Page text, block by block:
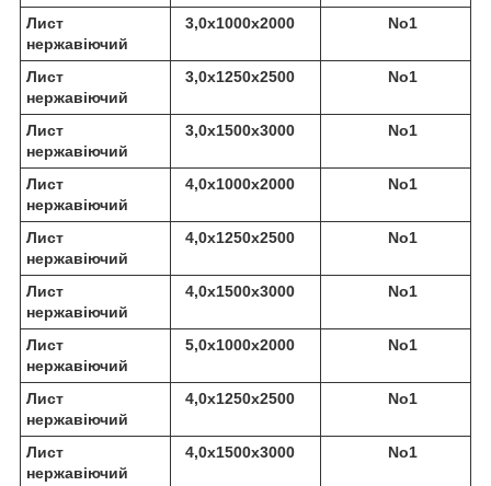
Лист
нержавіючий
3,0х1000х2000 No1
Лист
нержавіючий
3,0х1250х2500 No1
Лист
нержавіючий
3,0х1500х3000 No1
Лист
нержавіючий
4,0х1000х2000 No1
Лист
нержавіючий
4,0х1250х2500 No1
Лист
нержавіючий
4,0х1500х3000 No1
Лист
нержавіючий
5,0х1000х2000 No1
Лист
нержавіючий
4,0х1250х2500 No1
Лист
нержавіючий
4,0х1500х3000 No1